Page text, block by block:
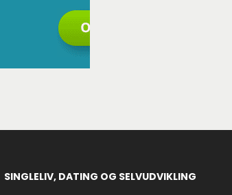
SINGLELIV, DATING OG SELVUDVIKLING